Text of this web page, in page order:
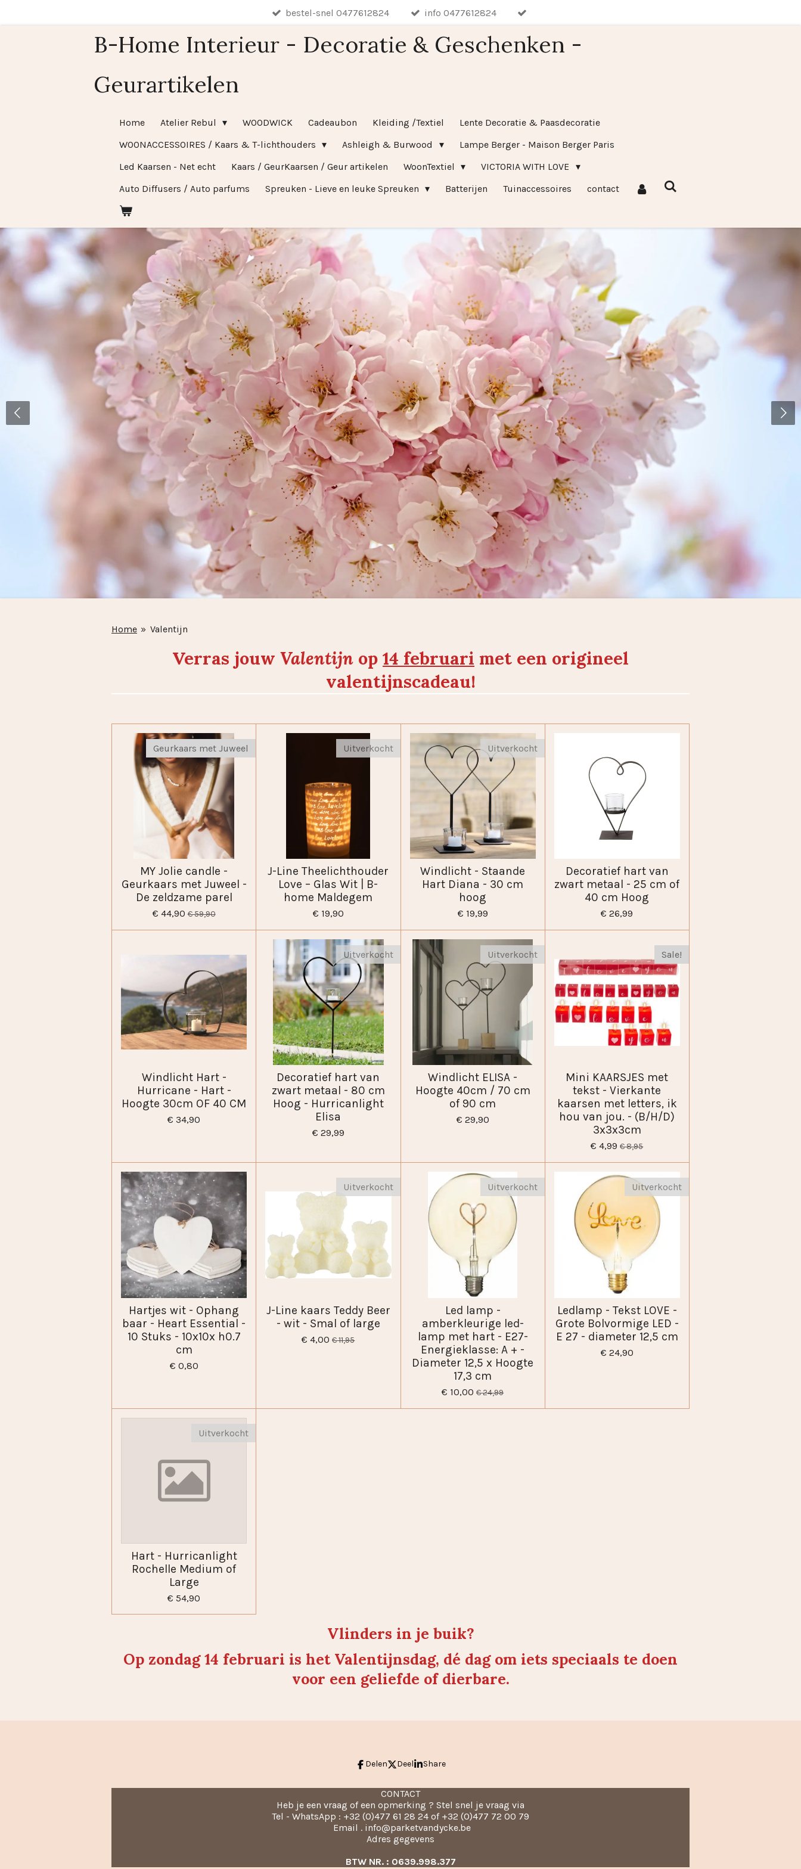
bestel-snel 0477612824 info 0477612824
B-Home Interieur - Decoratie & Geschenken -
Geurartikelen
Home Atelier Rebul WOODWICK Cadeaubon Kleiding /Textiel
Lente Decoratie & Paasdecoratie
WOONACCESSOIRES / Kaars & T-lichthouders
Ashleigh & Burwood
Lampe Berger - Maison Berger Paris
Led Kaarsen - Net echt
Kaars / GeurKaarsen / Geur artikelen WoonTextiel
VICTORIA WITH LOVE
Auto Diffusers / Auto parfums
Spreuken - Lieve en leuke Spreuken Batterijen Tuinaccessoires contact
Home » Valentijn
Verras jouw Valentijn op 14 februari met een origineel
valentijnscadeau!
Geurkaars met Juweel
MY Jolie candle -
Geurkaars met Juweel -
De zeldzame parel
€ 44,90 € 59,90
Uitverkocht
J-Line Theelichthouder
Love – Glas Wit | B-
home Maldegem
€ 19,90
Uitverkocht
Windlicht - Staande
Hart Diana - 30 cm
hoog
€ 19,99
Decoratief hart van
zwart metaal - 25 cm of
40 cm Hoog
€ 26,99
Windlicht Hart -
Hurricane - Hart -
Hoogte 30cm OF 40 CM
€ 34,90
Uitverkocht
Decoratief hart van
zwart metaal - 80 cm
Hoog - Hurricanlight
Elisa
€ 29,99
Uitverkocht
Windlicht ELISA -
Hoogte 40cm / 70 cm
of 90 cm
€ 29,90
Sale!
Mini KAARSJES met
tekst - Vierkante
kaarsen met letters, ik
hou van jou. - (B/H/D)
3x3x3cm
€ 4,99 € 8,95
Hartjes wit - Ophang
baar - Heart Essential -
10 Stuks - 10x10x h0.7
cm
€ 0,80
Uitverkocht
J-Line kaars Teddy Beer
- wit - Smal of large
€ 4,00 € 11,95
Uitverkocht
Led lamp -
amberkleurige led-
lamp met hart - E27-
Energieklasse: A + -
Diameter 12,5 x Hoogte
17,3 cm
€ 10,00 € 24,99
Uitverkocht
Ledlamp - Tekst LOVE -
Grote Bolvormige LED -
E 27 - diameter 12,5 cm
€ 24,90
Uitverkocht
Hart - Hurricanlight
Rochelle Medium of
Large
€ 54,90
Vlinders in je buik?
Op zondag 14 februari is het Valentijnsdag, dé dag om iets speciaals te doen
voor een geliefde of dierbare.
Delen Deel Share
CONTACT
Heb je een vraag of een opmerking ? Stel snel je vraag via
Tel - WhatsApp : +32 (0)477 61 28 24 of +32 (0)477 72 00 79
Email . info@parketvandycke.be
Adres gegevens
BTW NR. : 0639.998.377